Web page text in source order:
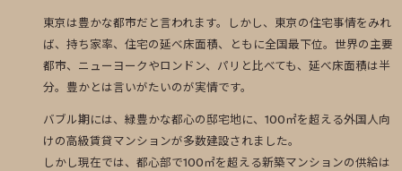
東京は豊かな都市だと言われます。しかし、東京の住宅事情をみれ
ば、持ち家率、住宅の延べ床面積、ともに全国最下位。世界の主要
都市、ニューヨークやロンドン、パリと比べても、延べ床面積は半
分。豊かとは言いがたいのが実情です。
バブル期には、緑豊かな都心の邸宅地に、100㎡を超える外国人向
けの高級賃貸マンションが多数建設されました。
しかし現在では、都心部で100㎡を超える新築マンションの供給は